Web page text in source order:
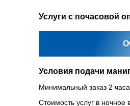
Услуги с почасовой
Условия подачи
Минимальный заказ 2 часа
Стоимость услуг в